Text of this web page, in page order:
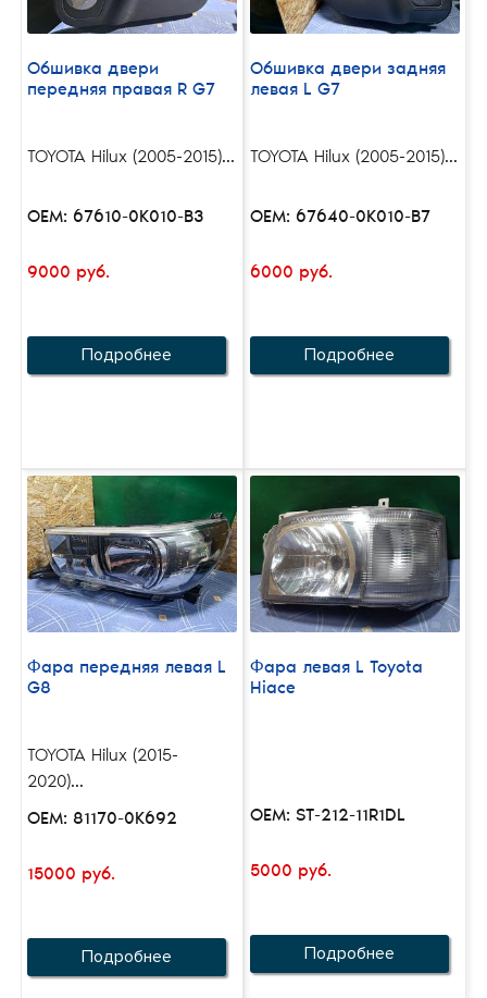
Обшивка двери
передняя правая R G7
TOYOTA Hilux (2005-2015)...
OEM: 67610-0K010-B3
9000 руб.
Подробнее
Обшивка двери задняя
левая L G7
TOYOTA Hilux (2005-2015)...
OEM: 67640-0K010-B7
6000 руб.
Подробнее
Фара передняя левая L
G8
TOYOTA Hilux (2015-
2020)...
OEM: 81170-0K692
15000 руб.
Подробнее
Фара левая L Toyota
Hiace
OEM: ST-212-11R1DL
5000 руб.
Подробнее